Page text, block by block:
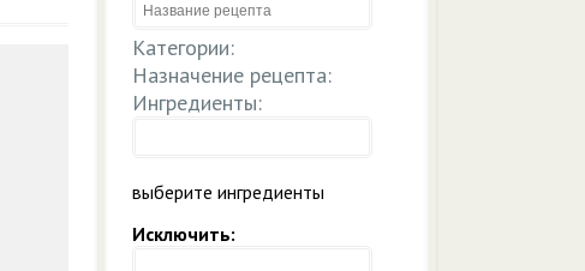
Категории:
Назначение рецепта:
Ингредиенты:
выберите ингредиенты
Исключить: